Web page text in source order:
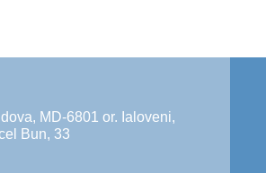
MD-6801 or. Ialoveni,
Bun, 33